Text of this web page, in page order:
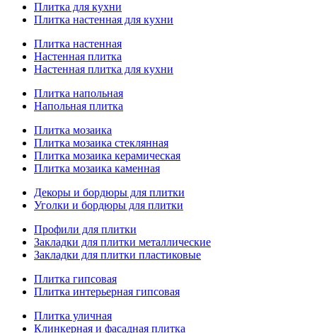
Плитка для кухни
Плитка настенная для кухни
Плитка настенная
Настенная плитка
Настенная плитка для кухни
Плитка напольная
Напольная плитка
Плитка мозаика
Плитка мозаика стеклянная
Плитка мозаика керамическая
Плитка мозаика каменная
Декоры и бордюры для плитки
Уголки и бордюры для плитки
Профили для плитки
Закладки для плитки металлические
Закладки для плитки пластиковые
Плитка гипсовая
Плитка интерьерная гипсовая
Плитка уличная
Клинкерная и фасадная плитка